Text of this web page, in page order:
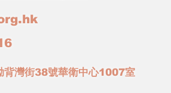
背灣街38號華衛中心1007室